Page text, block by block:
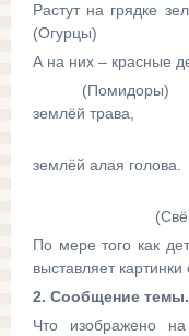
Растут на
(Огурцы)
А на них – красные
землёй трава,
землёй алая голова.
По мере того как
выставляет картинки
2. Сообщение темы.
Что изображено